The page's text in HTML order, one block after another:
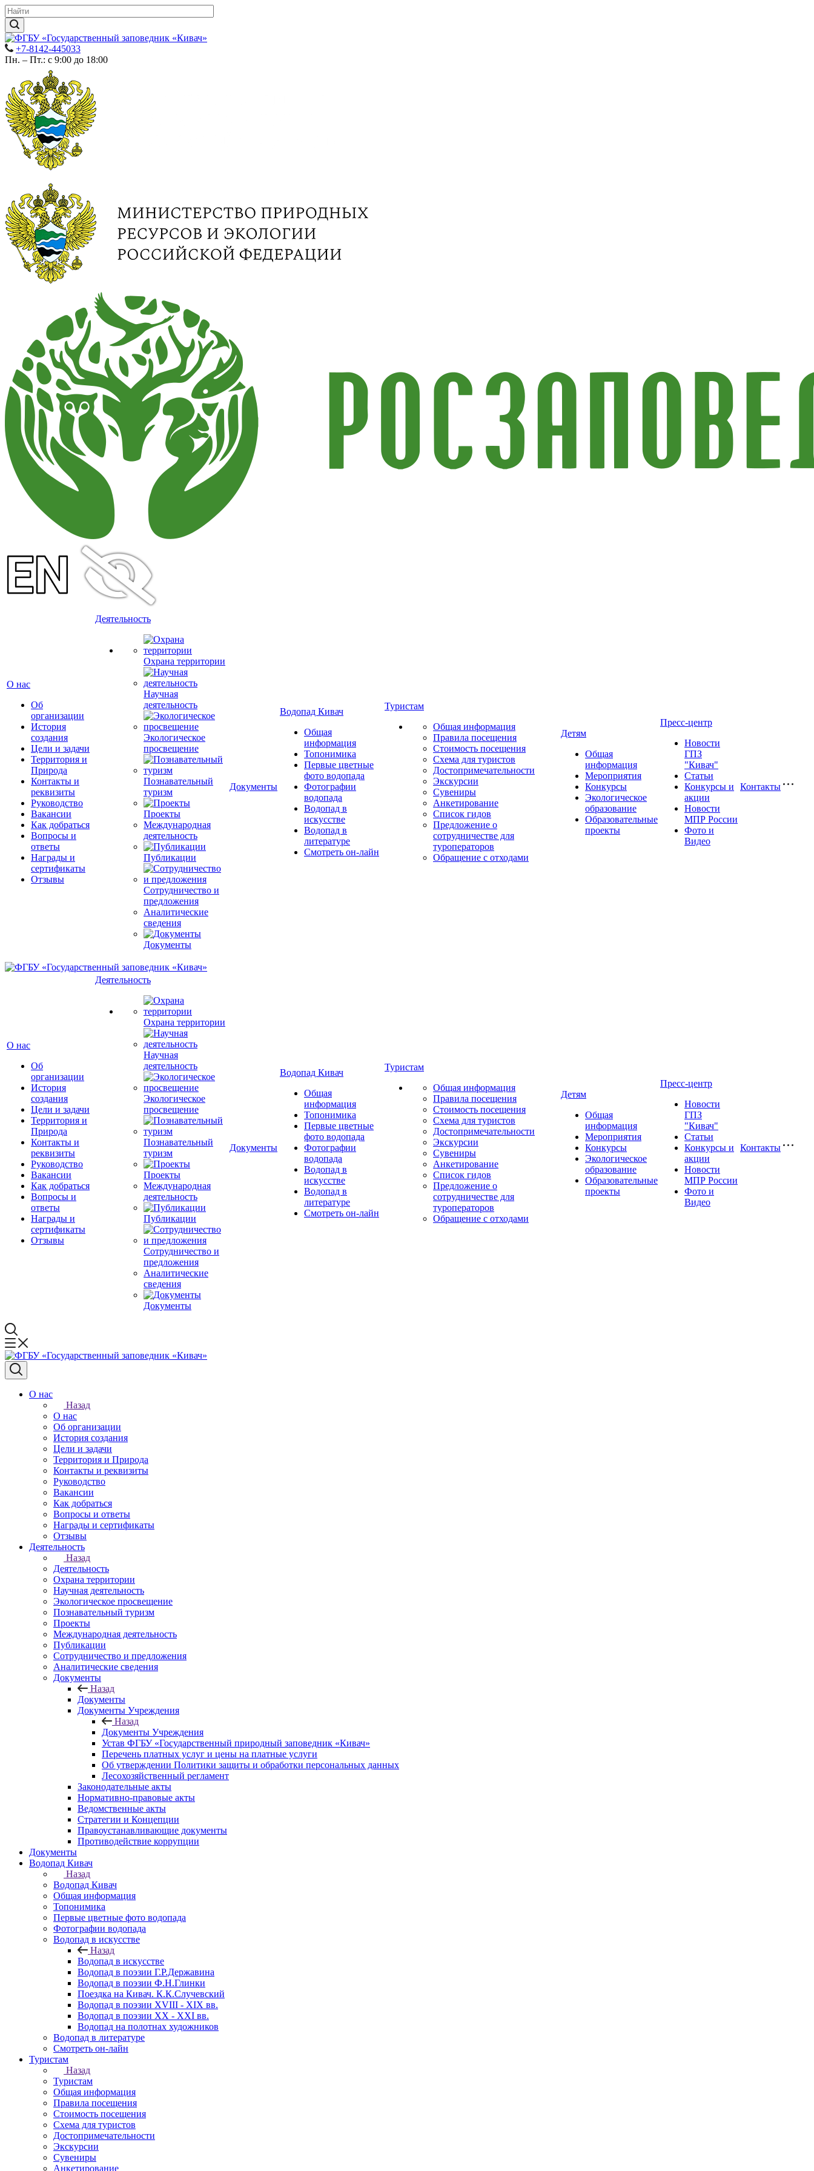
+7-8142-445033
Пн. – Пт.: с 9:00 до 18:00
О нас
Об
организации
История
создания
Цели и задачи
Территория и
Природа
Контакты и
реквизиты
Руководство
Вакансии
Как добраться
Вопросы и
ответы
Награды и
сертификаты
Отзывы
Деятельность
Охрана территории
Научная
деятельность
Экологическое
просвещение
Познавательный
туризм
Проекты
Международная
деятельность
Публикации
Сотрудничество и
предложения
Аналитические
сведения
Документы
Документы
Водопад Кивач
Общая
информация
Топонимика
Первые цветные
фото водопада
Фотографии
водопада
Водопад в
искусстве
Водопад в
литературе
Смотреть он-лайн
Туристам
Общая информация
Правила посещения
Стоимость посещения
Схема для туристов
Достопримечательности
Экскурсии
Сувениры
Анкетирование
Список гидов
Предложение о
сотрудничестве для
туроператоров
Обращение с отходами
Детям
Общая
информация
Мероприятия
Конкурсы
Экологическое
образование
Образовательные
проекты
Пресс-центр
Новости
ГПЗ
"Кивач"
Статьи
Конкурсы и
акции
Новости
МПР России
Фото и
Видео
Контакты
О нас
Об
организации
История
создания
Цели и задачи
Территория и
Природа
Контакты и
реквизиты
Руководство
Вакансии
Как добраться
Вопросы и
ответы
Награды и
сертификаты
Отзывы
Деятельность
Охрана территории
Научная
деятельность
Экологическое
просвещение
Познавательный
туризм
Проекты
Международная
деятельность
Публикации
Сотрудничество и
предложения
Аналитические
сведения
Документы
Документы
Водопад Кивач
Общая
информация
Топонимика
Первые цветные
фото водопада
Фотографии
водопада
Водопад в
искусстве
Водопад в
литературе
Смотреть он-лайн
Туристам
Общая информация
Правила посещения
Стоимость посещения
Схема для туристов
Достопримечательности
Экскурсии
Сувениры
Анкетирование
Список гидов
Предложение о
сотрудничестве для
туроператоров
Обращение с отходами
Детям
Общая
информация
Мероприятия
Конкурсы
Экологическое
образование
Образовательные
проекты
Пресс-центр
Новости
ГПЗ
"Кивач"
Статьи
Конкурсы и
акции
Новости
МПР России
Фото и
Видео
Контакты
О нас
Назад
О нас
Об организации
История создания
Цели и задачи
Территория и Природа
Контакты и реквизиты
Руководство
Вакансии
Как добраться
Вопросы и ответы
Награды и сертификаты
Отзывы
Деятельность
Назад
Деятельность
Охрана территории
Научная деятельность
Экологическое просвещение
Познавательный туризм
Проекты
Международная деятельность
Публикации
Сотрудничество и предложения
Аналитические сведения
Документы
Назад
Документы
Документы Учреждения
Назад
Документы Учреждения
Устав ФГБУ «Государственный природный заповедник «Кивач»
Перечень платных услуг и цены на платные услуги
Об утверждении Политики защиты и обработки персональных данных
Лесохозяйственный регламент
Законодательные акты
Нормативно-правовые акты
Ведомственные акты
Стратегии и Концепции
Правоустанавливающие документы
Противодействие коррупции
Документы
Водопад Кивач
Назад
Водопад Кивач
Общая информация
Топонимика
Первые цветные фото водопада
Фотографии водопада
Водопад в искусстве
Назад
Водопад в искусстве
Водопад в поэзии Г.Р.Державина
Водопад в поэзии Ф.Н.Глинки
Поездка на Кивач. К.К.Случевский
Водопад в поэзии XVIII - XIX вв.
Водопад в поэзии XX - XXI вв.
Водопад на полотнах художников
Водопад в литературе
Смотреть он-лайн
Туристам
Назад
Туристам
Общая информация
Правила посещения
Стоимость посещения
Схема для туристов
Достопримечательности
Экскурсии
Сувениры
Анкетирование